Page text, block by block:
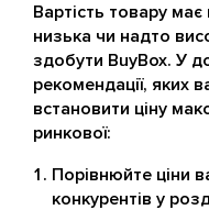
Вартість товару
низька чи надто
здобути BuyBox. У
рекомендації, яких
встановити ціну
ринкової:
Порівнюйте ціни
конкурентів у